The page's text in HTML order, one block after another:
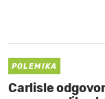
POLEMIKA
Carlisle